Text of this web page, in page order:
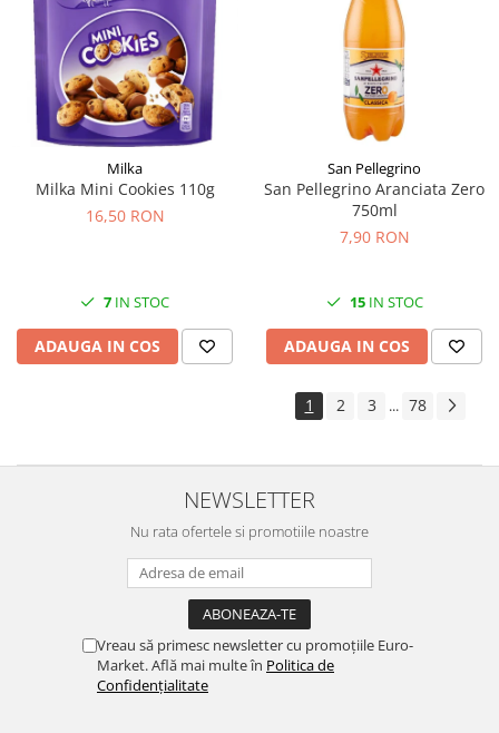
Milka
Milka Mini Cookies 110g
16,50 RON
7 IN STOC
ADAUGA IN COS
San Pellegrino
San Pellegrino Aranciata Zero
750ml
7,90 RON
15IN STOC
ADAUGA IN COS
1 2 3 ... 78
NEWSLETTER
Nu rata ofertele si promotiile noastre
Vreau să primesc newsletter cu promoțiile Euro-
Market. Află mai multe în Politica de
Confidențialitate